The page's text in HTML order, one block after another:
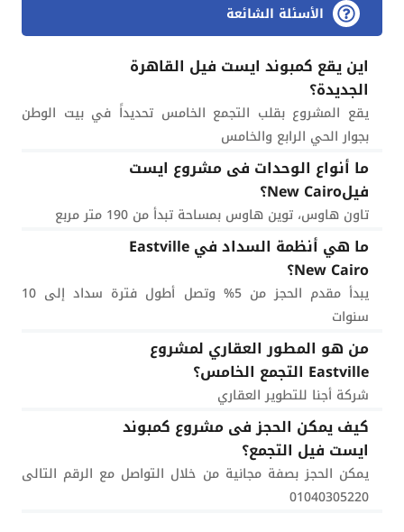
الأسئلة الشائعة
اين يقع كمبوند ايست فيل القاهرة
الجديدة؟
يقع المشروع بقلب التجمع الخامس تحديداً في بيت الوطن
بجوار الحي الرابع والخامس
ما أنواع الوحدات فى مشروع ايست
فيلNew Cairo؟
تاون هاوس، توين هاوس بمساحة تبدأ من 190 متر مربع
ما هي أنظمة السداد في Eastville
New Cairo؟
يبدأ مقدم الحجز من 5% وتصل أطول فترة سداد إلى 10
سنوات
من هو المطور العقاري لمشروع
Eastville التجمع الخامس؟
شركة أجنا للتطوير العقاري
كيف يمكن الحجز فى مشروع كمبوند
ايست فيل التجمع؟
يمكن الحجز بصفة مجانية من خلال التواصل مع الرقم التالى
01040305220